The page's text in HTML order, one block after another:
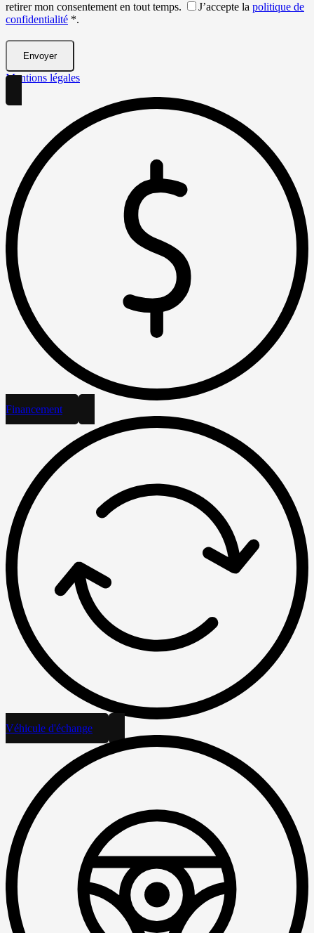
retirer mon consentement en tout temps.
J’accepte la politique de
confidentialité *.
Mentions légales
Financement
Véhicule d'échange